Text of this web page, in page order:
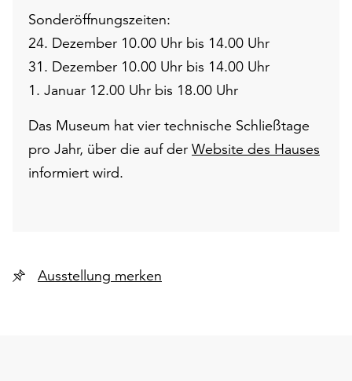
Sonderöffnungszeiten:
24. Dezember 10.00 Uhr bis 14.00 Uhr
31. Dezember 10.00 Uhr bis 14.00 Uhr
1. Januar 12.00 Uhr bis 18.00 Uhr
Das Museum hat vier technische Schließtage
pro Jahr, über die auf der Website des Hauses
informiert wird.
Ausstellung merken